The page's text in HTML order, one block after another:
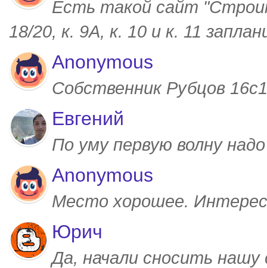
Есть такой сайт
18/20, к. 9А, к. 10 и к. 11
Anonymous
Собственник Рубцов
Евгений
По уму первую волну
Anonymous
Место хорошее.
Юрич
Да, начали сносить